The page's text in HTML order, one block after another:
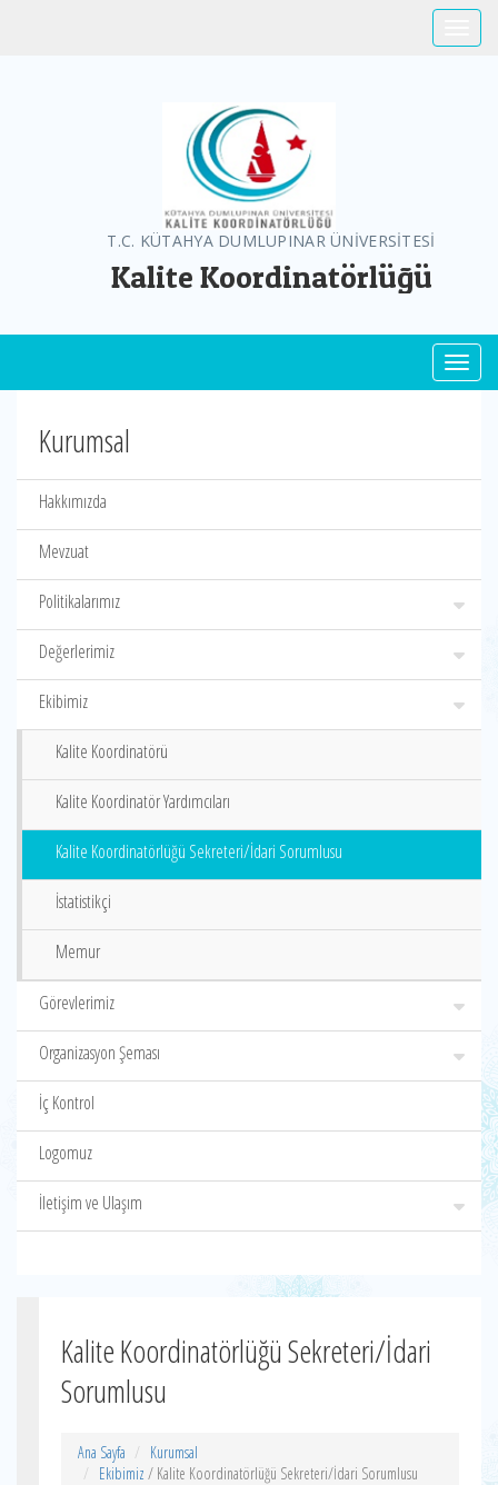
T.C. KÜTAHYA DUMLUPINAR ÜNİVERSİTESİ
Kalite Koordinatörlüğü
Kurumsal
Hakkımızda
Mevzuat
Politikalarımız
Değerlerimiz
Ekibimiz
Kalite Koordinatörü
Kalite Koordinatör Yardımcıları
Kalite Koordinatörlüğü Sekreteri/İdari Sorumlusu
İstatistikçi
Memur
Görevlerimiz
Organizasyon Şeması
İç Kontrol
Logomuz
İletişim ve Ulaşım
Kalite Koordinatörlüğü Sekreteri/İdari
Sorumlusu
Ana Sayfa
Kurumsal
Ekibimiz / Kalite Koordinatörlüğü Sekreteri/İdari Sorumlusu